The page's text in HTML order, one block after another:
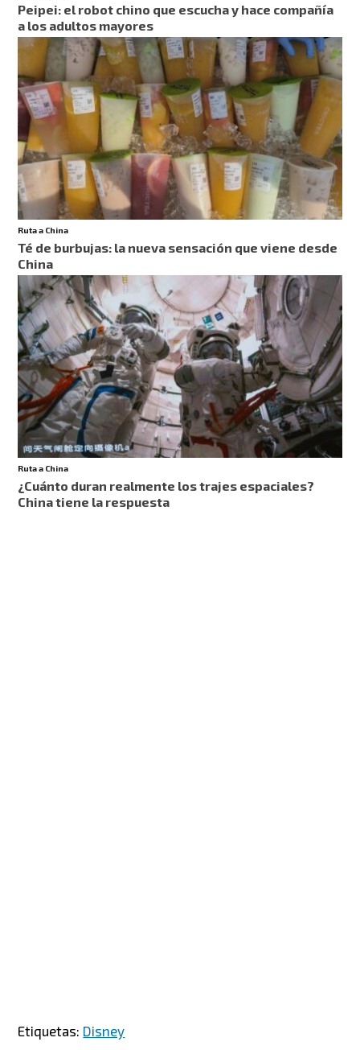
Peipei: el robot chino que escucha y hace compañía
a los adultos mayores
Ruta a China
Té de burbujas: la nueva sensación que viene desde
China
Ruta a China
¿Cuánto duran realmente los trajes espaciales?
China tiene la respuesta
Etiquetas: Disney